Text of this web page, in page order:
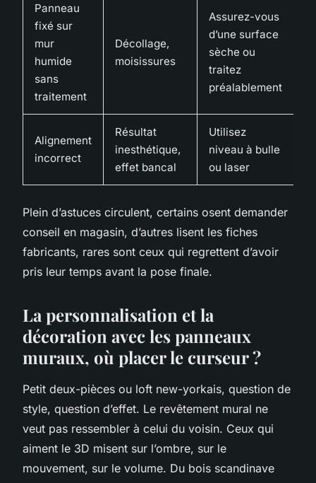
Panneau
fixé sur
mur
humide
sans
traitement
Décollage,
moisissures
Assurez-vous
d’une surface
sèche ou
traitez
préalablement
Alignement
incorrect
Résultat
inesthétique,
effet bancal
Utilisez
niveau à bulle
ou laser
Plein d’astuces circulent, certains osent demander
conseil en magasin, d’autres lisent les fiches
fabricants, rares sont ceux qui regrettent d’avoir
pris leur temps avant la pose finale.
La personnalisation et la
décoration avec les panneaux
muraux, où placer le curseur ?
Petit deux-pièces ou loft new-yorkais, question de
style, question d’effet. Le revêtement mural ne
veut pas ressembler à celui du voisin. Ceux qui
aiment le 3D misent sur l’ombre, sur le
mouvement, sur le volume. Du bois scandinave